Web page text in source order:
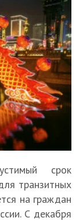
срок
транзитных
на граждан
С декабря